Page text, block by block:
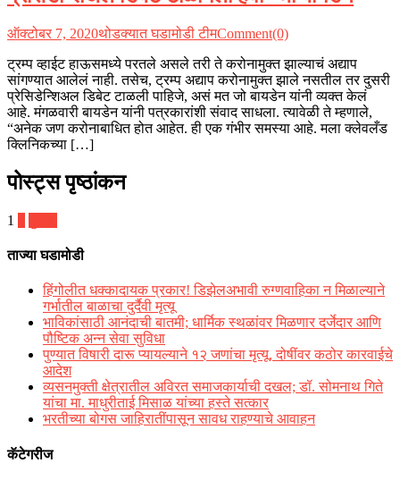
ऑक्टोबर 7, 2020थोडक्यात घडामोडी टीमComment(0)
ट्रम्प व्हाईट हाऊसमध्ये परतले असले तरी ते करोनामुक्त झाल्याचं अद्याप
सांगण्यात आलेलं नाही. तसेच, ट्रम्प अद्याप करोनामुक्त झाले नसतील तर दुसरी
प्रेसिडेन्शिअल डिबेट टाळली पाहिजे, असं मत जो बायडेन यांनी व्यक्त केलं
आहे. मंगळवारी बायडेन यांनी पत्रकारांशी संवाद साधला. त्यावेळी ते म्हणाले,
“अनेक जण करोनाबाधित होत आहेत. ही एक गंभीर समस्या आहे. मला क्लेवलँड
क्लिनिकच्या […]
पोस्ट्स पृष्ठांकन
1
ताज्या घडामोडी
हिंगोलीत धक्कादायक प्रकार! डिझेलअभावी रुग्णवाहिका न मिळाल्याने
गर्भातील बाळाचा दुर्दैवी मृत्यू
भाविकांसाठी आनंदाची बातमी; धार्मिक स्थळांवर मिळणार दर्जेदार आणि
पौष्टिक अन्न सेवा सुविधा
पुण्यात विषारी दारू प्यायल्याने १२ जणांचा मृत्यू, दोषींवर कठोर कारवाईचे
आदेश
व्यसनमुक्ती क्षेत्रातील अविरत समाजकार्याची दखल; डॉ. सोमनाथ गिते
यांचा मा. माधुरीताई मिसाळ यांच्या हस्ते सत्कार
भरतीच्या बोगस जाहिरातींपासून सावध राहण्याचे आवाहन
कॅटेगरीज